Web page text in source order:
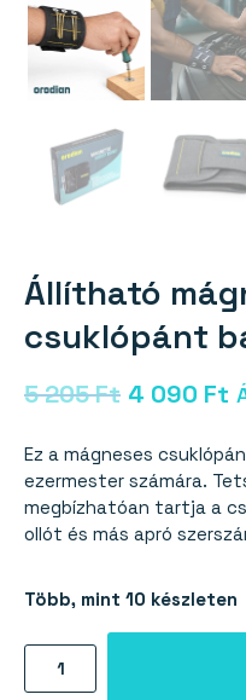
Állítható
csuklópánt
5 205Ft Original
was:
5
205 Ft.
4 090 Ft
4
Ez a mágneses
ezermester számára.
megbízhatóan tartja a
ollót és más apró
Több, mint 10 készleten
Állítható
mágneses